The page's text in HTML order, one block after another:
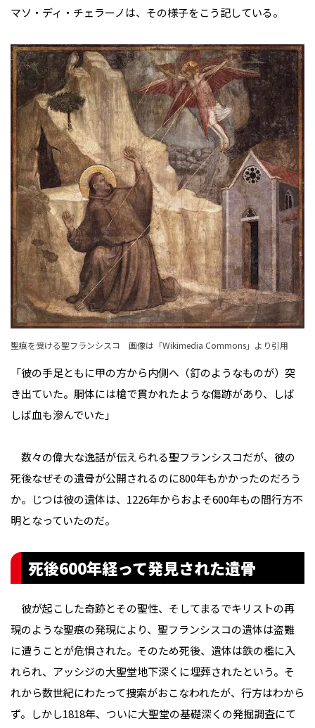
マソ・ディ・チェラーノは、その様子をこう記している。
聖痕を受ける聖フランシスコ 画像は「Wikimedia Commons」より引用
「彼の手足ともに甲の方から内側へ（釘のようなものが）突
き出ていた。胴体には槍で貫かれたような傷跡があり、しば
しば血も滲んでいた」
数々の偉大な逸話が伝えられる聖フランシスコだが、彼の
死後なぜその遺骨が公開されるのに800年もかかったのだろう
か。じつは彼の遺体は、1226年からおよそ600年もの間行方不
明となっていたのだ。
死後600年経って発見された遺骨
彼が起こした奇跡とその聖性、そしてまるでキリストの再
現のような聖痕の発現により、聖フランシスコの遺体は盗難
に遭うことが危惧された。そのため死後、遺体は鉄の檻に入
れられ、アッシジの大聖堂地下深くに埋葬されたという。そ
れから数世紀にわたって捜索がおこなわれたが、行方はわから
ず。しかし1818年、ついに大聖堂の基礎深くの発掘調査にて